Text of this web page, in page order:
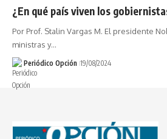
¿En qué país viven los
Por Prof. Stalin Vargas M. El presidente
ministras y…
Periódico Opción 19/08/2024